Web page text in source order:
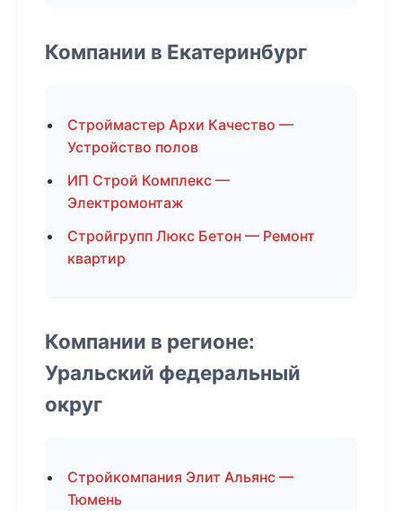
Компании в Екатеринбург
Строймастер Архи Качество —
Устройство полов
ИП Строй Комплекс —
Электромонтаж
Стройгрупп Люкс Бетон — Ремонт
квартир
Компании в регионе:
Уральский федеральный
округ
Стройкомпания Элит Альянс —
Тюмень